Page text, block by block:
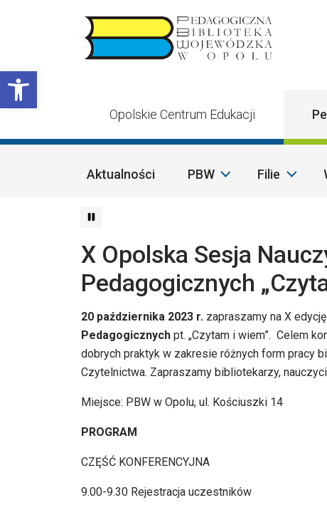
Otwórz pasek narzędzi
Opolskie Centrum Edukacji
Aktualności PBW Filie
X Opolska Sesja
Pedagogicznych
20 października 2023 r. zapraszamy na X edycję
Pedagogicznych pt. „Czytam i wiem”. Celem
dobrych praktyk w zakresie różnych form pracy
Czytelnictwa. Zapraszamy bibliotekarzy,
Miejsce: PBW w Opolu, ul. Kościuszki 14
PROGRAM
CZĘŚĆ KONFERENCYJNA
9.00-9.30 Rejestracja uczestników